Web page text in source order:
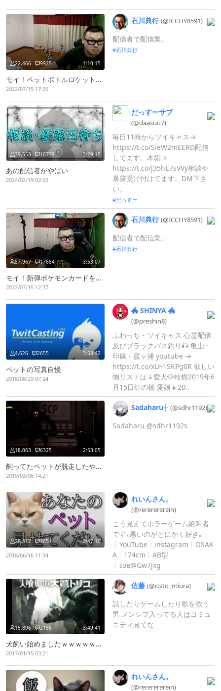
1:10:15
22,466 9925
モイ！ペットボトルロケット完成、打ち上げるぞ
2022/07/15 17:26
石川典行 (@ICCHY8591)
配信者で配信業。
石川典行
3:29:15
39,553 10739
あの配信者がやばい
2024/02/19 02:02
だっすーサブ
(@daasuu7)
毎日11時からツイキャス→
https://t.co/SieW2mEERD配信
してます。本垢→
https://t.co/j35hE7sVVy相談や
暴露受け付けてます。DM下さ
い。
だっすー
3:53:07
87,967 17684
モイ！新弾ポケモンカードを開封＆ペットボトルロケットを作るぞ
2022/07/15 12:37
石川典行 (@ICCHY8591)
配信者で配信業。
石川典行
3:58:42
4,626 2655
ペットの写真自慢
2018/08/29 07:24
🐲 SHINYA 🐲
(@preshin8)
ふわっち・ツイキャス 心霊配信
及びブラックバス釣り🎣 亀山・
印旛・霞ヶ浦 youtube →
https://t.co/xLH1SKPg0R 欲しい
物リストは↓愛犬🐶桂樹2019年6
月15日虹の橋 愛娘👧20..
2:53:05
18,063 6325
飼ってたペットが脱走したやばい誰か捕まえてｗｗｗｗｗｗｗｗｗｗｗｗｗｗ
2019/03/06 14:21
Sadaharu┼ (@sdhr1192)
Sadaharu @sdhr1192s
3:47:10
28,817 9654
2018/06/16 11:34
れいんさん。
(@rererererein)
こう見えてホラーゲーム絶叫者
です｡黒いのがとにかく好き｡
┊︎YouTube┊︎instagram┊︎OSAK
A┊︎174cm┊︎AB型
┊︎ꜱᴜʙ@Gw7jxg
3:49:41
15,896 2156
犬飼い始めましたｗｗｗｗｗｗｗｗｗｗｗｗｗｗｗｗｗｗｗｗｗｗｗｗｗｗｗｗｗｗｗｗｗｗｗｗｗｗ
2017/01/15 03:21
佐藤 (@c:sto_ miura)
話したりゲームしたり歌を歌う
男 メンシプ入ってる人はコミュ
ニティ見てな
れいんさん。
(@rererererein)